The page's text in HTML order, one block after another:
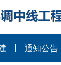
通知公告